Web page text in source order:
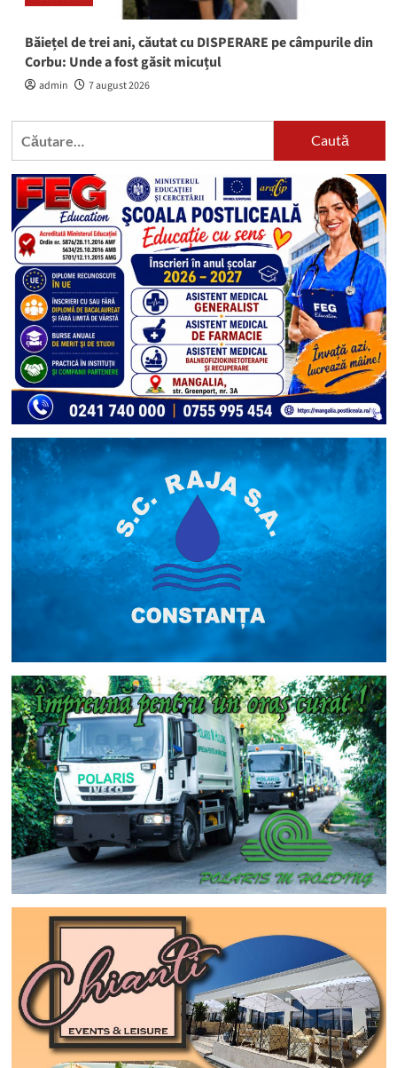
Băiețel de trei ani, căutat cu DISPERARE pe câmpurile din
Corbu: Unde a fost găsit micuțul
admin 7 august 2026
Caută